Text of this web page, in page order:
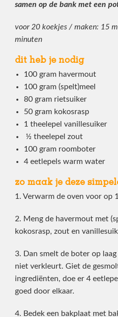
samen op de bank met een
voor 20 koekjes / maken: 15
minuten
dit heb je nodig
100 gram havermout
100 gram (spelt)meel
80 gram rietsuiker
50 gram kokosrasp
1 theelepel vanillesuiker
½ theelepel zout
100 gram roomboter
4 eetlepels warm water
zo maak je deze
1. Verwarm de oven voor op
2. Meng de havermout met
kokosrasp, zout en
3. Dan smelt de boter op
niet verkleurt. Giet de
ingrediënten, doe er 4
goed door elkaar.
4. Bedek een bakplaat met